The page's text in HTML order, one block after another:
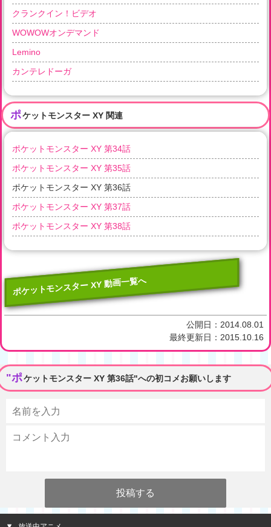
クランクイン！ビデオ
WOWOWオンデマンド
Lemino
カンテレドーガ
ポケットモンスター XY 関連
ポケットモンスター XY 第34話
ポケットモンスター XY 第35話
ポケットモンスター XY 第36話
ポケットモンスター XY 第37話
ポケットモンスター XY 第38話
ポケットモンスター XY 動画一覧へ
公開日： 2014.08.01
最終更新日： 2015.10.16
"ポケットモンスター XY 第36話"への初コメお願いします